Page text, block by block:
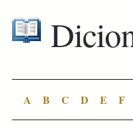
A B C D E F